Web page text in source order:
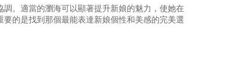
。適當的瀏海可以顯著提升新娘的魅力，使她在
的是找到那個最能表達新娘個性和美感的完美選